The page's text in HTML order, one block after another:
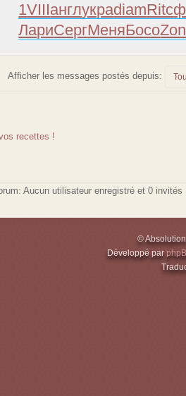
1VIIIанглукраdiamRitc
ЛариСергМеняБосо
Afficher les messages postés depuis:
recettes !
Aucun utilisateur enregistré et 0 invités
©
Développé par